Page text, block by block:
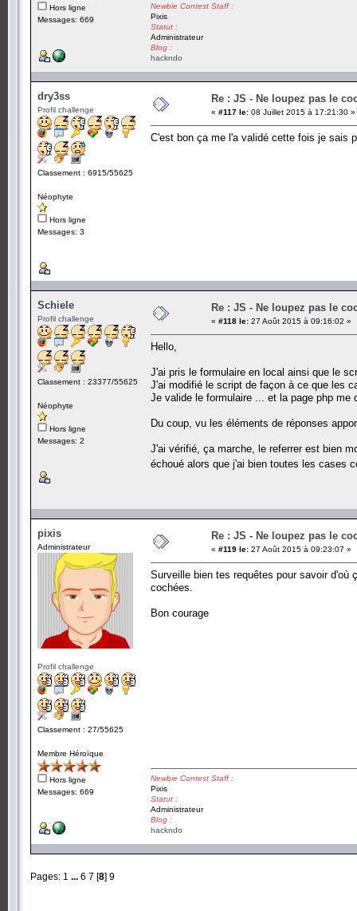
Hors ligne
Messages: 669
Newbie Contest Staff :
Pixis
Statut :
Administrateur
Blog :
hackndo
dry3ss
Profil challenge
Classement : 6915/55625
Néophyte
Hors ligne
Messages: 3
Re : JS - Ne loupez pas le
« #117 le: 08 Juillet 2015 à 17:21:30 »
C'est bon ça me l'a validé cette fois je sais
Schiele
Profil challenge
Classement : 23377/55625
Néophyte
Hors ligne
Messages: 2
Re : JS - Ne loupez pas le
« #118 le: 27 Août 2015 à 09:16:02 »
Hello,
J'ai pris le formulaire en local ainsi que le
J'ai modifié le script de façon à ce que les
Je valide le formulaire ... et la page php me
Du coup, vu les éléments de réponses
J'ai vérifié, ça marche, le referrer est bien
échoué alors que j'ai bien toutes les
pixis
Administrateur
Profil challenge
Classement : 27/55625
Membre Héroïque
Hors ligne
Messages: 669
Re : JS - Ne loupez pas le
« #119 le: 27 Août 2015 à 09:23:07 »
Surveille bien tes requêtes pour savoir
cochées.
Bon courage
Newbie Contest Staff :
Pixis
Statut :
Administrateur
Blog :
hackndo
Pages: 1 ... 6 7 [8] 9